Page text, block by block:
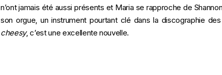
n’ont jamais été aussi présents et Maria se rapproche de
son orgue, un instrument pourtant clé dans la discographie
cheesy, c’est une excellente nouvelle.